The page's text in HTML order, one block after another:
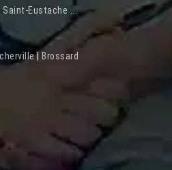
Saint-Eustache ...
| Brossard